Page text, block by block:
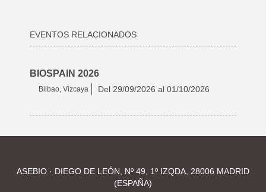
EVENTOS RELACIONADOS
BIOSPAIN 2026
Bilbao, Vizcaya Del 29/09/2026 al 01/10/2026
ASEBIO · DIEGO DE LEÓN, Nº 49, 1º IZQDA, 28006 MADRID
(ESPAÑA)